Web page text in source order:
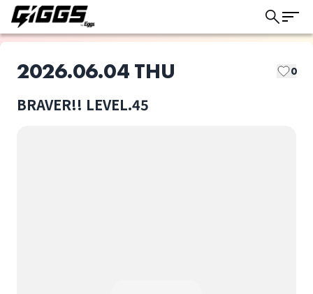
2026.06.04 THU 0
BRAVER!! LEVEL.45
このライブの取り置きは終了しました